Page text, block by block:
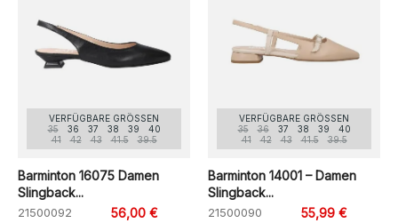
VERFÜGBARE GRÖSSEN
35
36 37 38 39
40
41
42 43 41.5 39.5
Barminton 16075 Damen
Slingback...
21500092
56,00 €
VERFÜGBARE GRÖSSEN
35
36 37 38 39
40
41
42 43 41.5 39.5
Barminton 14001 – Damen
Slingback...
21500090
55,99 €